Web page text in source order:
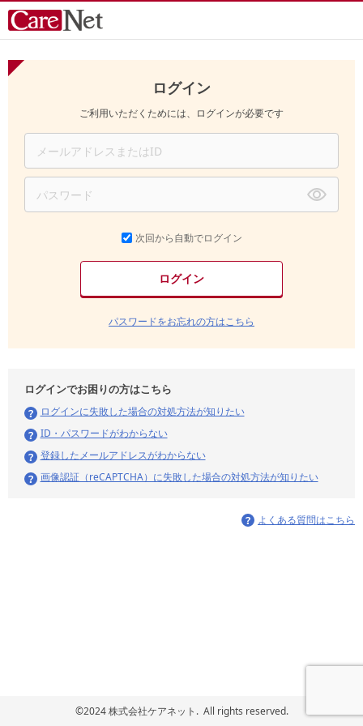
ログイン
ご利用いただくためには、ログインが必要です
次回から自動でログイン
パスワードをお忘れの方はこちら
ログインでお困りの方はこちら
ログインに失敗した場合の対処方法が知りたい
ID・パスワードがわからない
登録したメールアドレスがわからない
画像認証（reCAPTCHA）に失敗した場合の対処方法が知りたい
よくある質問はこちら
©2024 株式会社ケアネット. All rights reserved.